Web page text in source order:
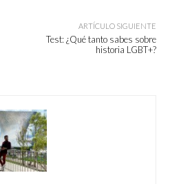
ARTÍCULO SIGUIENTE
Test: ¿Qué tanto sabes sobre
historia LGBT+?